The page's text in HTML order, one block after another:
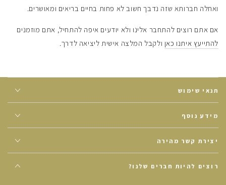
ואחלה חברותא שזה נדבך חשוב לא פחות בחיים בריאים ומאושרים.
אם אתם רוצים להתחבר אלינו ולא יודעים איפה להתחיל, אתם מוזמנים
להתייעץ איתנו כאן ולקבל המלצה אישית ליציאה לדרך.
תנאי שימוש
מידע נוסף
יצירת קשר מהירה
רוצים להיות חברים שלנו?